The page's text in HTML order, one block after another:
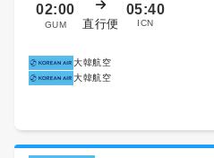
02:00
GUM 直行便
05:40
ICN
大韓航空
大韓航空